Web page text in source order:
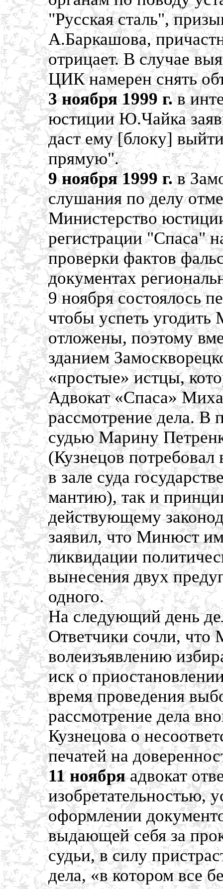
"Русская сталь",
А.Баркашова,
отрицает. В случае
ЦИК намерен снять
3 ноября 1999 г.в
юстиции Ю.Чайка
даст ему [блоку]
прямую".
9 ноября 1999 г.в
слушания по делу
Министерство
регистрации "Спаса"
проверки фактов
документах
9 ноября состоялось
чтобы успеть
отложены, поэтому
зданием
«простые» истцы,
Адвокат «Спаса»
рассмотрение дела. В
судью Марину
(Кузнецов потребовал
в зале суда
мантию), так и
действующему
заявил, что Минюст
ликвидации
вынесения двух
одного.
На следующий день
Ответчики сочли, что
волеизъявлению
иск о
время проведения
рассмотрение дела
Кузнецова о
печатей на
11 ноябряадвокат
изобретательностью,
оформлении
выдающей себя за
судьи, в силу
дела, «в котором все